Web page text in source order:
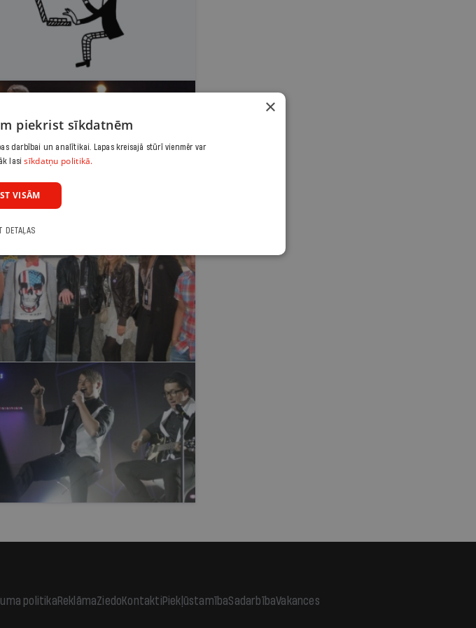
politikaReklāmaZiedoKontaktiPiekļūstamībaSadarbībaVakances
×
piekrist sīkdatnēm
darbībai un analītikai. Lapas kreisajā stūrī vienmēr var
lasisīkdatņu politikā.
VISĀM
DETAĻAS